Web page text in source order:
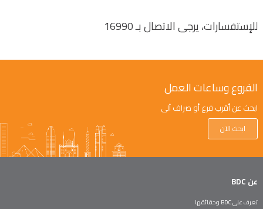
للإستفسارات، يرجى الاتصال بـ 16990
الفروع وساعات العمل
ابحث عن أقرب فرع أو صراف آلي
ابحث الآن
عن BDC
تعرف على BDC وحقائقها